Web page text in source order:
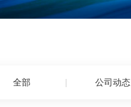
全部 公司动态